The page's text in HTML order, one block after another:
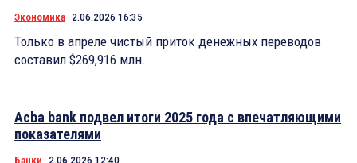
Экономика 2.06.2026 16:35
Только в апреле чистый приток денежных переводов
составил $269,916 млн.
Acba bank подвел итоги 2025 года с впечатляющими
показателями
Банки 2.06.2026 12:40